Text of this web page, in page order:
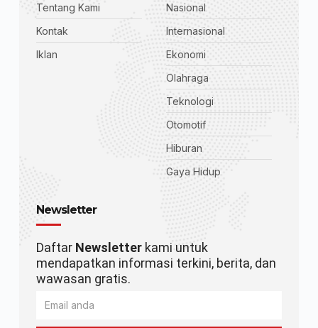
Tentang Kami
Kontak
Iklan
Nasional
Internasional
Ekonomi
Olahraga
Teknologi
Otomotif
Hiburan
Gaya Hidup
Newsletter
Daftar Newsletterkami untuk
mendapatkan informasi terkini, berita, dan
wawasan gratis.